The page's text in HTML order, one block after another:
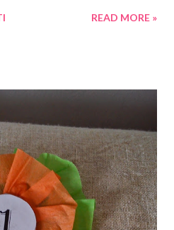
genere con tutto ciò che è arte si
. Ora vi spiego cosa ho in mente
post. Partirò dagli elementi
fuoco, terra) come pretesto per
ci terrà compagnia per un
quante cose e quanti progetti
READ MORE »